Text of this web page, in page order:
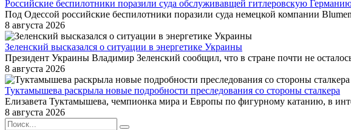
Российские беспилотники поразили суда обслуживавщей гитлеровскую
Под Одессой российские беспилотники поразили суда немецкой компании
8 августа 2026
Зеленский высказался о ситуации в энергетике Украины
Президент Украины Владимир Зеленский сообщил, что в стране почти не
8 августа 2026
Туктамышева раскрыла новые подробности преследования со стороны сталкера
Елизавета Туктамышева, чемпионка мира и Европы по фигурному катанию, в
8 августа 2026